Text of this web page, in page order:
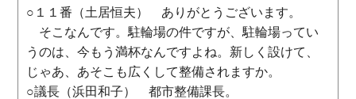
○１１番（土居恒夫） ありがとうございます。
そこなんです。駐輪場の件ですが、駐輪場ってい
うのは、今もう満杯なんですよね。新しく設けて、
じゃあ、あそこも広くして整備されますか。
○議長（浜田和子） 都市整備課長。